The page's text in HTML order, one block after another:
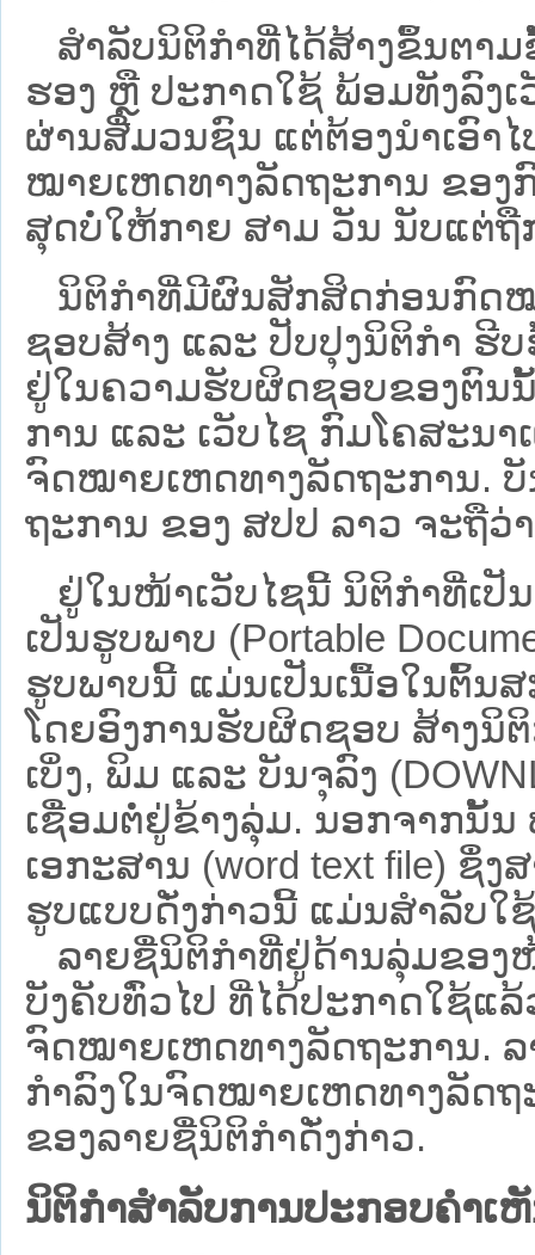
ສໍາລັບນິຕິກໍາທີ່ໄດ້ສ້າງຂຶ້ນຕາ
ຮອງ ຫຼື ປະກາດໃຊ້ ພ້ອມທັງລົງ
ຜ່ານສື່ມວນຊົນ ແຕ່ຕ້ອງນໍາເອົາ
ໝາຍ​ເຫດ​ທາງ​ລັດ​ຖະ​ການ​ ຂອ
ສຸດບໍ່ໃຫ້ກາຍ ສາມ ວັນ ນັບແຕ່ຖື
ນິ​ຕິ​ກຳ​ທີ່​ມີ​ຜົນ​ສັກ​ສິດ​ກ່ອນ​ກົດ​ໝ
ຊອບ​ສ້າງ ແລະ ປັບ​ປຸງນິ​ຕິ​ກຳ ຮີ
ຢູ່ໃນຄວາມຮັບຜິດຊອບຂອງຕົນ
ການ ແລະ ເວັບໄຊ​ ກົມໂຄສະນ
ຈົດໝາຍເຫດທາງລັດຖະການ.
ຖະ​ການ ຂອງ ສປ​ປ ລາວ ​ຈະຖື​
ຢູ່ໃນໜ້າ​ເວັບ​ໄຊ​ນີ້ ນິຕິກຳທີ່ເປັ
ເປັນຮູບພາບ (Portable
ຮູບພາບນີ້ ແມ່ນເປັນເນື້ອໃນຕົ້ນ
ໂດຍອົງການຮັບຜິດຊອບ ສ້າງນິ
ເບິ່ງ, ພິມ ແລະ ບັນຈຸລົງ
ເຊື່ອມຕໍ່ຢູ່ຂ້າງລຸ່ມ. ນອກຈາກນັ້ນ
ເອກະສານ (word text file) ຊຶ່
ຮູບແບບດັ່ງກ່າວນີ້ ແມ່ນສຳລັບໃ
ລາຍຊື່ນິຕິກຳທີ່ຢູ່ດ້ານລຸ່ມຂອງ
ບັງຄັບທົ່ວໄປ ທີ່ໄດ້ປະກາດໃຊ້ແ
ຈົດໝາຍເຫດທາງລັດຖະການ.
ກຳລົງໃນຈົດໝາຍເຫດທາງລັດ
ຂອງລາຍຊື່ນິຕິກໍາດັ່ງກ່າວ.
ນິຕິກຳສຳລັບການປະກອບຄຳເ